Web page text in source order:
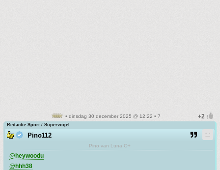
• dinsdag 30 december 2025 @ 12:22 • 7
Redactie Sport / Supervogel
Pino112
Pino van Luna O+
@heywoodu
@hhh38